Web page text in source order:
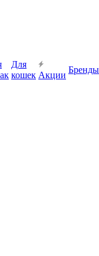
Для
кошек Акции
Бренды